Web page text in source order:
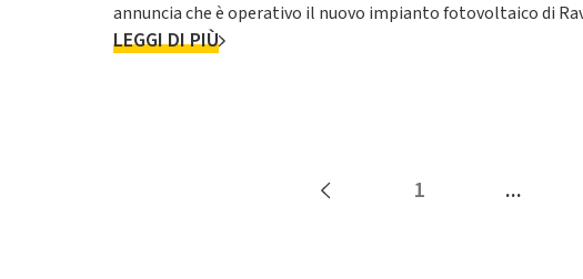
annuncia che è operativo il nuovo impianto fotovoltaico di
installat...
LEGGI DI PIÙ
1 ...